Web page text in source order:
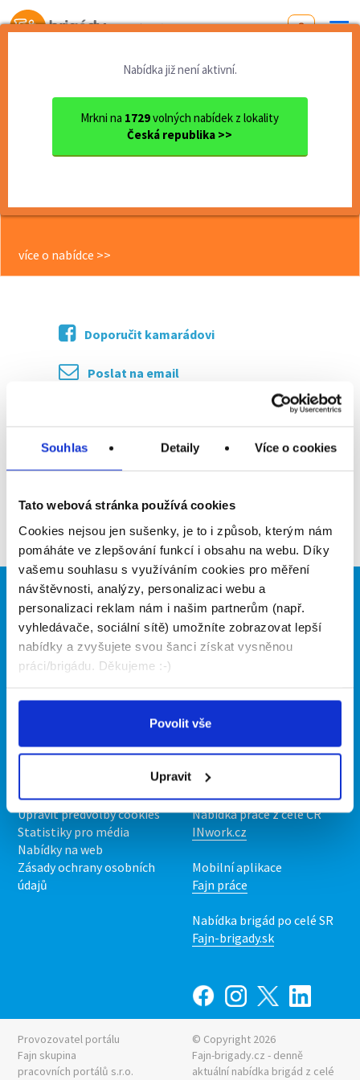
Souhlas Detaily Více o cookies
Tato webová stránka používá cookies
Cookies nejsou jen sušenky, je to i způsob, kterým nám
pomáháte ve zlepšování funkcí i obsahu na webu. Díky
vašemu souhlasu s využíváním cookies pro měření
návštěvnosti, analýzy, personalizaci webu a
personalizaci reklam nám i našim partnerům (např.
vyhledávače, sociální sítě) umožníte zobrazovat lepší
nabídky a zvyšujete svou šanci získat vysněnou
práci/brigádu. Děkujeme :-)
Povolit vše
Upravit
Od první brigády
Nabídka již není aktivní.
Mrkni na 1729volných nabídek z lokality
Česká republika >>
Karlovarský kraj okres Cheb
Hledáš stabilní a pravideln...
Hledáš stabilní a pravidelnou
Cheb
více o nabídce >>
Doporučit kamarádovi
Poslat na email
Přidat do oblíbených
Zpět
Brigádníci
Články
Hledané brigády
Firmy
Vložit inzerát
Ceník
Kontakt
Podmínky
Upravit předvolby cookies
Statistiky pro média
Nabídky na web
Zásady ochrany osobních
údajů
Naše další projekty
Fajn brigády
Nabídka práce z celé ČR
INwork.cz
Mobilní aplikace
Fajn práce
Nabídka brigád po celé SR
Fajn-brigady.sk
Provozovatel portálu
Fajn skupina
pracovních portálů s.r.o.
© Copyright 2026
Fajn-brigady.cz - denně
aktuální nabídka brigád z celé